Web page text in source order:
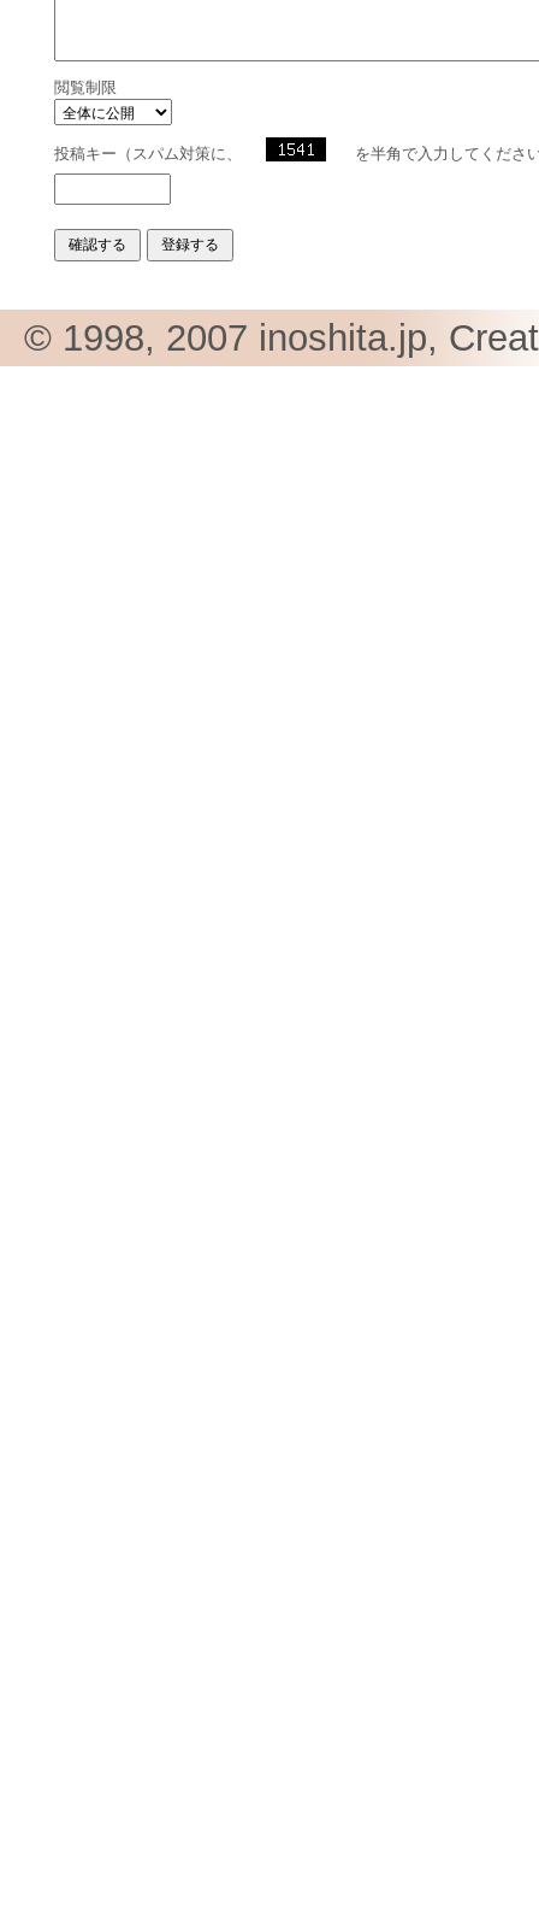
閲覧制限
投稿キー（スパム対策に、 を半角で入力してくださ
© 1998, 2007 inoshita.jp,